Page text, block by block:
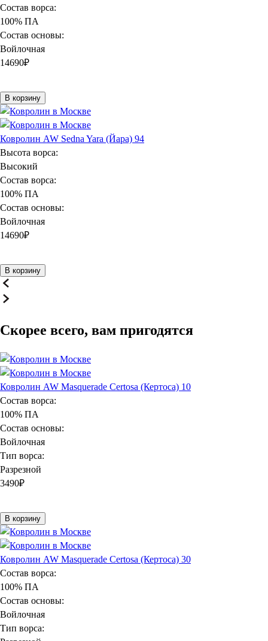
Состав ворса:
100% ПА
Состав основы:
Войлочная
14690₽
В корзину
Ковролин AW Sedna Yara (Йара) 94
Высота ворса:
Высокий
Состав ворса:
100% ПА
Состав основы:
Войлочная
14690₽
В корзину
Скорее всего, вам пригодятся
Ковролин AW Masquerade Certosa (Кертоса) 10
Состав ворса:
100% ПА
Состав основы:
Войлочная
Тип ворса:
Разрезной
3490₽
В корзину
Ковролин AW Masquerade Certosa (Кертоса) 30
Состав ворса:
100% ПА
Состав основы:
Войлочная
Тип ворса: